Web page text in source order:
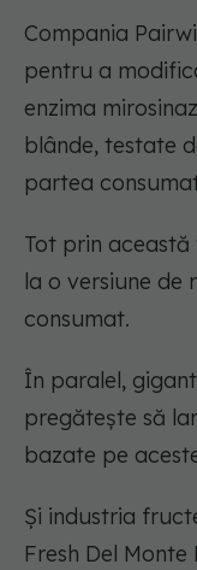
Compania
pentru a
enzima
blânde, testate
partea
Tot prin
la o versiune de
consumat.
În paralel,
pregătește să
bazate pe
Și industria
Fresh Del